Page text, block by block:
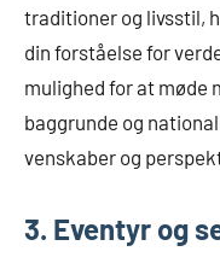
traditioner og livsstil,
din forståelse for
mulighed for at møde
baggrunde og
venskaber og
3. Eventyr og